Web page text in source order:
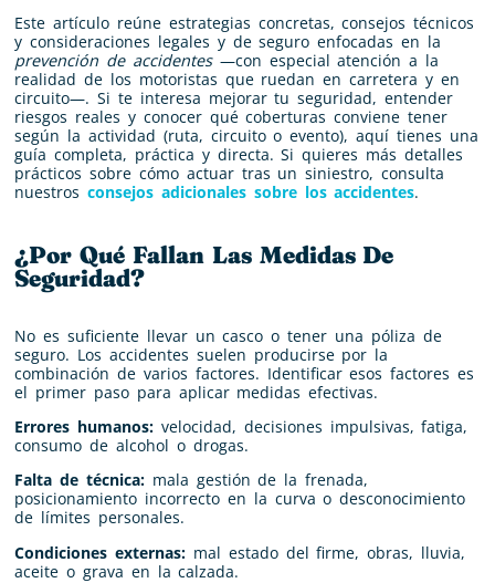
Este artículo reúne estrategias concretas, consejos técnicos
y consideraciones legales y de seguro enfocadas en la
prevención de accidentes—con especial atención a la
realidad de los motoristas que ruedan en carretera y en
circuito—. Si te interesa mejorar tu seguridad, entender
riesgos reales y conocer qué coberturas conviene tener
según la actividad (ruta, circuito o evento), aquí tienes una
guía completa, práctica y directa. Si quieres más detalles
prácticos sobre cómo actuar tras un siniestro, consulta
nuestros consejos adicionales sobre los accidentes.
¿Por Qué Fallan Las Medidas De
Seguridad?
No es suficiente llevar un casco o tener una póliza de
seguro. Los accidentes suelen producirse por la
combinación de varios factores. Identificar esos factores es
el primer paso para aplicar medidas efectivas.
Errores humanos:velocidad, decisiones impulsivas, fatiga,
consumo de alcohol o drogas.
Falta de técnica:mala gestión de la frenada,
posicionamiento incorrecto en la curva o desconocimiento
de límites personales.
Condiciones externas:mal estado del firme, obras, lluvia,
aceite o grava en la calzada.